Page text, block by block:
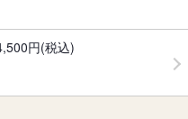
円(税込)